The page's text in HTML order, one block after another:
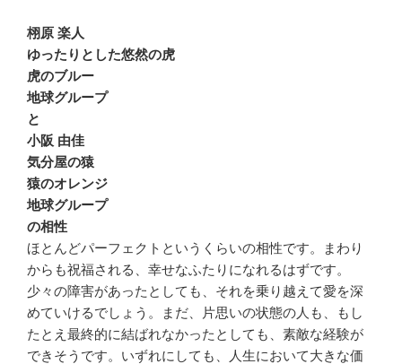
栩原 楽人
ゆったりとした悠然の虎
虎のブルー
地球グループ
と
小阪 由佳
気分屋の猿
猿のオレンジ
地球グループ
の相性
ほとんどパーフェクトというくらいの相性です。まわり
からも祝福される、幸せなふたりになれるはずです。
少々の障害があったとしても、それを乗り越えて愛を深
めていけるでしょう。まだ、片思いの状態の人も、もし
たとえ最終的に結ばれなかったとしても、素敵な経験が
できそうです。いずれにしても、人生において大きな価